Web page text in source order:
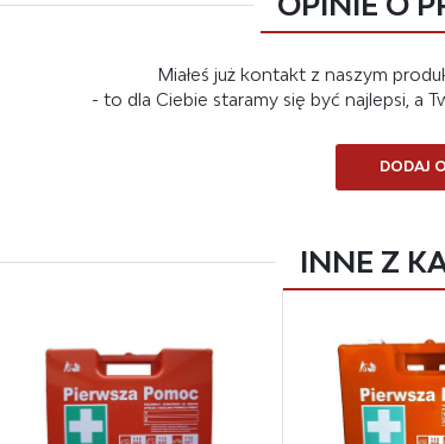
Miałeś już kontakt z naszym
- to dla Ciebie staramy się być najlepsi, a
DODAJ
INNE Z